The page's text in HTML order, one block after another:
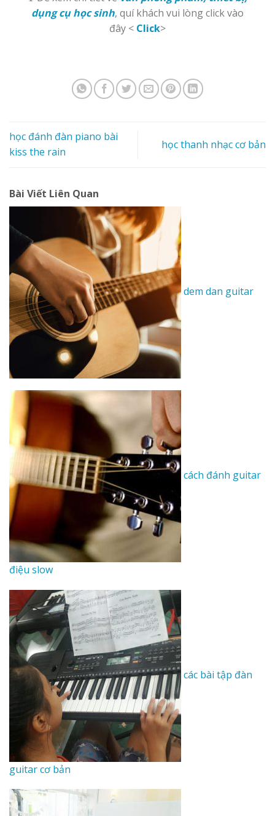
dụng cụ học sinh, quí khách vui lòng click vào
đây < Click>
học đánh đàn piano bài
kiss the rain
học thanh nhạc cơ bản
Bài Viết Liên Quan
dem dan guitar
cách đánh guitar
điệu slow
các bài tập đàn
guitar cơ bản